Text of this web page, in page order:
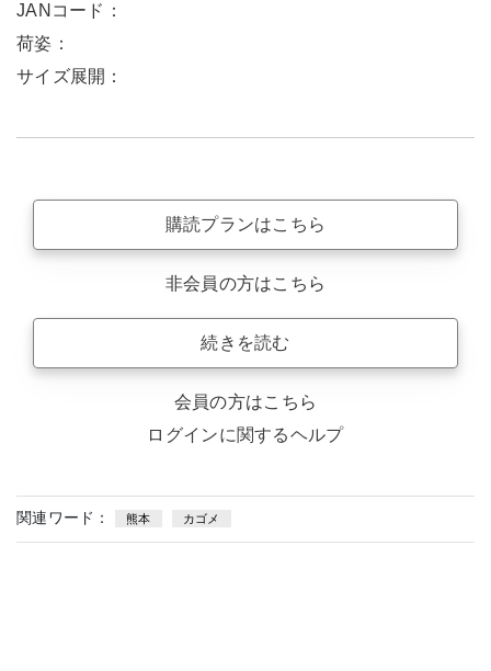
JANコード：
荷姿：
サイズ展開：
購読プランはこちら
非会員の方はこちら
続きを読む
会員の方はこちら
ログインに関するヘルプ
関連ワード： 熊本 カゴメ